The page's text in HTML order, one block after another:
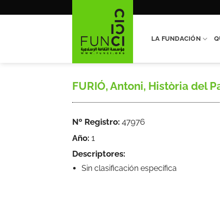
LA FUNDACIÓN
FURIÓ, Antoni, Història del
Nº Registro: 47976
Año: 1
Descriptores:
Sin clasificación específica